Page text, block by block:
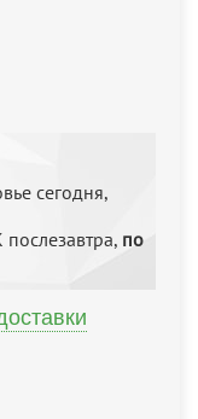
сегодня,
по